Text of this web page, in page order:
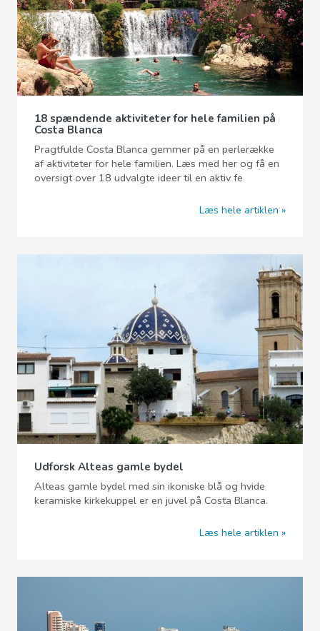
18 spændende aktiviteter for hele familien på
Costa Blanca
Pragtfulde Costa Blanca gemmer på en perlerække
af aktiviteter for hele familien. Læs med her og få en
oversigt over 18 udvalgte ideer til en aktiv fe
Læs hele artiklen
Udforsk Alteas gamle bydel
Alteas gamle bydel med sin ikoniske blå og hvide
keramiske kirkekuppel er en juvel på Costa Blanca.
Læs hele artiklen